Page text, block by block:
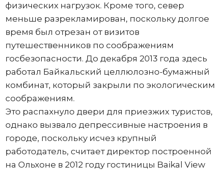
физических нагрузок. Кроме того, север
меньше разрекламирован, поскольку долгое
время был отрезан от визитов
путешественников по соображениям
госбезопасности. До декабря 2013 года здесь
работал Байкальский целлюлозно-бумажный
комбинат, который закрыли по экологическим
соображениям.
Это распахнуло двери для приезжих туристов,
однако вызвало депрессивные настроения в
городе, поскольку исчез крупный
работодатель, считает директор построенной
на Ольхоне в 2012 году гостиницы Baikal View